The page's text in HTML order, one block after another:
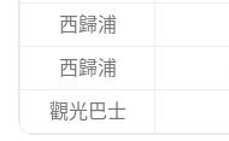
西歸浦
西歸浦
觀光巴士